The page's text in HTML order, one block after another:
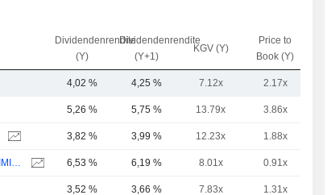
Dividendenrendite
(Y)
Dividendenrendite
(Y+1)
KGV (Y)
Price to
Book (Y)
4,02 % 4,25 % 7.12x 2.17x
5,26 % 5,75 % 13.79x 3.86x
3,82 % 3,99 % 12.23x 1.88x
PETROCHINA COMPANY LIMITED 6,53 % 6,19 % 8.01x 0.91x
3,52 % 3,66 % 7.83x 1.31x